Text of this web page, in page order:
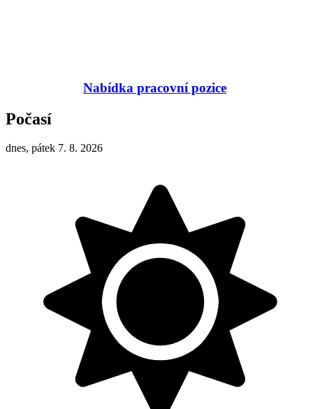
Nabídka pracovní pozice
Počasí
dnes, pátek 7. 8. 2026